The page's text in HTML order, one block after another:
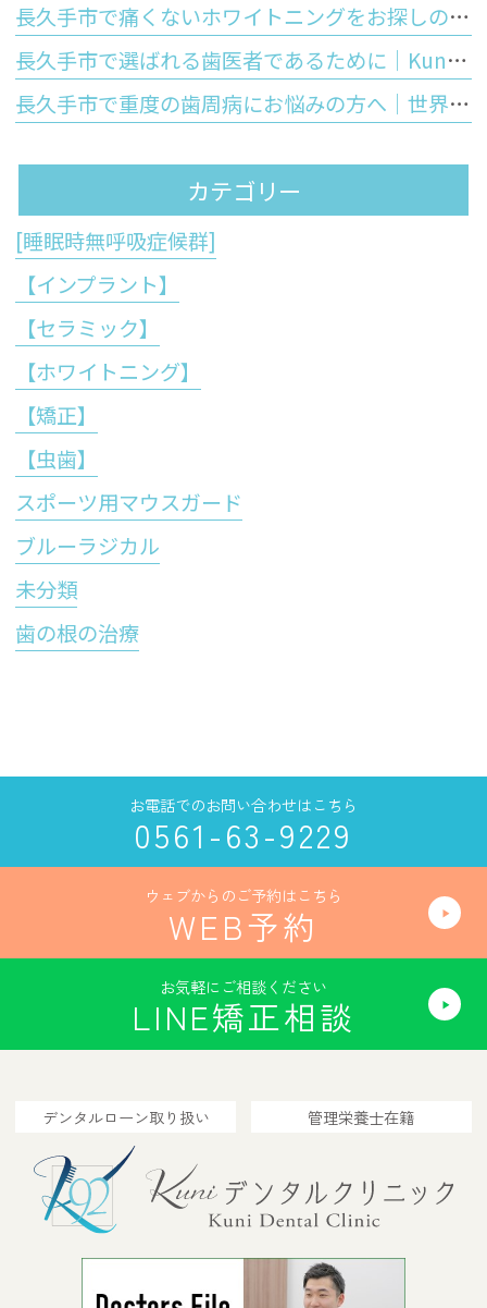
長久手市で痛くないホワイトニングをお探しの方へ｜しみないポリリン酸ホワイトニングの仕組みと5つのメリットを徹底解説
長久手市で選ばれる歯医者であるために｜Kuniデンタルクリニックが皆様に提供する「5つの強み」と最先端歯科医療
長久手市で重度の歯周病にお悩みの方へ｜世界初の技術「ブルーラジカル」が歯周病治療の常識を変える理由
カテゴリー
[睡眠時無呼吸症候群]
【インプラント】
【セラミック】
【ホワイトニング】
【矯正】
【虫歯】
スポーツ用マウスガード
ブルーラジカル
未分類
歯の根の治療
お電話でのお問い合わせはこちら
0561-63-9229
ウェブからのご予約はこちら
WEB予約
お気軽にご相談ください
LINE矯正相談
デンタルローン取り扱い 管理栄養士在籍